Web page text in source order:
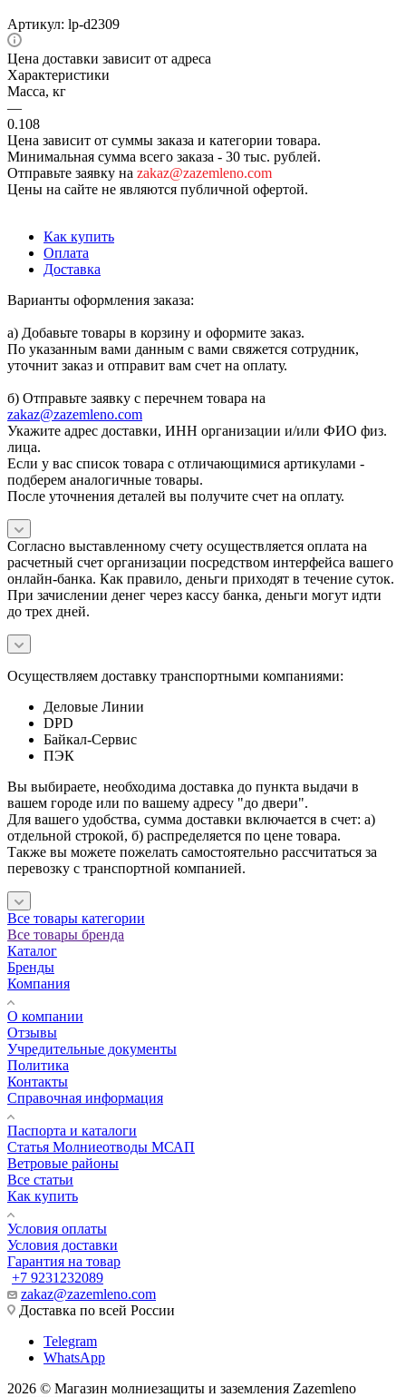
Артикул: lp-d2309
Цена доставки зависит от адреса
Характеристики
Масса, кг
—
0.108
Цена зависит от суммы заказа и категории товара.
Минимальная сумма всего заказа - 30 тыс. рублей.
Отправьте заявку на zakaz@zazemleno.com
Цены на сайте не являются публичной офертой.
Как купить
Оплата
Доставка
Варианты оформления заказа:
а) Добавьте товары в корзину и оформите заказ.
По указанным вами данным с вами свяжется сотрудник,
уточнит заказ и отправит вам счет на оплату.
б) Отправьте заявку с перечнем товара на
zakaz@zazemleno.com
Укажите адрес доставки, ИНН организации и/или ФИО физ.
лица.
Если у вас список товара с отличающимися артикулами -
подберем аналогичные товары.
После уточнения деталей вы получите счет на оплату.
Согласно выставленному счету осуществляется оплата на
расчетный счет организации посредством интерфейса вашего
онлайн-банка. Как правило, деньги приходят в течение суток.
При зачислении денег через кассу банка, деньги могут идти
до трех дней.
Осуществляем доставку транспортными компаниями:
Деловые Линии
DPD
Байкал-Сервис
ПЭК
Вы выбираете, необходима доставка до пункта выдачи в
вашем городе или по вашему адресу "до двери".
Для вашего удобства, сумма доставки включается в счет: а)
отдельной строкой, б) распределяется по цене товара.
Также вы можете пожелать самостоятельно рассчитаться за
перевозку с транспортной компанией.
Все товары категории
Все товары бренда
Каталог
Бренды
Компания
О компании
Отзывы
Учредительные документы
Политика
Контакты
Справочная информация
Паспорта и каталоги
Статья Молниеотводы МСАП
Ветровые районы
Все статьи
Как купить
Условия оплаты
Условия доставки
Гарантия на товар
+7 9231232089
zakaz@zazemleno.com
Доставка по всей России
Telegram
WhatsApp
2026 © Магазин молниезащиты и заземления Zazemleno